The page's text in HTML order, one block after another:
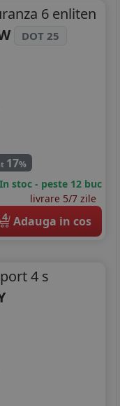
6 enliten
DOT 25
17%
In stoc - peste 12 buc
livrare 5/7 zile
4 Adauga in cos
4 s